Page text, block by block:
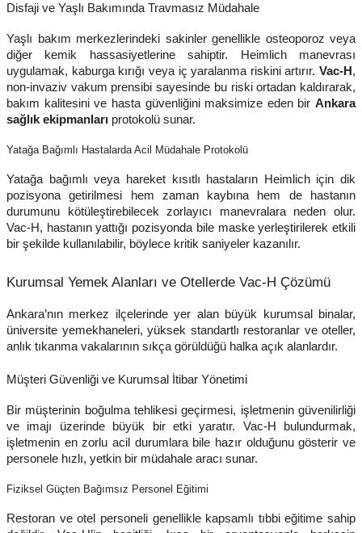
Disfaji ve Yaşlı Bakımında Travmasız Müdahale
Yaşlı bakım merkezlerindeki sakinler genellikle osteoporoz veya
diğer kemik hassasiyetlerine sahiptir. Heimlich manevrası
uygulamak, kaburga kırığı veya iç yaralanma riskini artırır. Vac-H ,
non-invaziv vakum prensibi sayesinde bu riski ortadan kaldırarak,
bakım kalitesini ve hasta güvenliğini maksimize eden bir Ankara
sağlık ekipmanları protokolü sunar.
Yatağa Bağımlı Hastalarda Acil Müdahale Protokolü
Yatağa bağımlı veya hareket kısıtlı hastaların Heimlich için dik
pozisyona getirilmesi hem zaman kaybına hem de hastanın
durumunu kötüleştirebilecek zorlayıcı manevralara neden olur.
Vac-H, hastanın yattığı pozisyonda bile maske yerleştirilerek etkili
bir şekilde kullanılabilir, böylece kritik saniyeler kazanılır.
Kurumsal Yemek Alanları ve Otellerde Vac-H Çözümü
Ankara’nın merkez ilçelerinde yer alan büyük kurumsal binalar,
üniversite yemekhaneleri, yüksek standartlı restoranlar ve oteller,
anlık tıkanma vakalarının sıkça görüldüğü halka açık alanlardır.
Müşteri Güvenliği ve Kurumsal İtibar Yönetimi
Bir müşterinin boğulma tehlikesi geçirmesi, işletmenin güvenilirliği
ve imajı üzerinde büyük bir etki yaratır. Vac-H bulundurmak,
işletmenin en zorlu acil durumlara bile hazır olduğunu gösterir ve
personele hızlı, yetkin bir müdahale aracı sunar.
Fiziksel Güçten Bağımsız Personel Eğitimi
Restoran ve otel personeli genellikle kapsamlı tıbbi eğitime sahip